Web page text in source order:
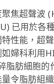
聚焦超聲
已用於各
性能，超
婦科利用
脂肪細胞的
令脂肪組